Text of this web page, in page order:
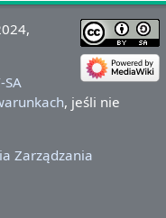
SA
, jeśli nie
Zarządzania